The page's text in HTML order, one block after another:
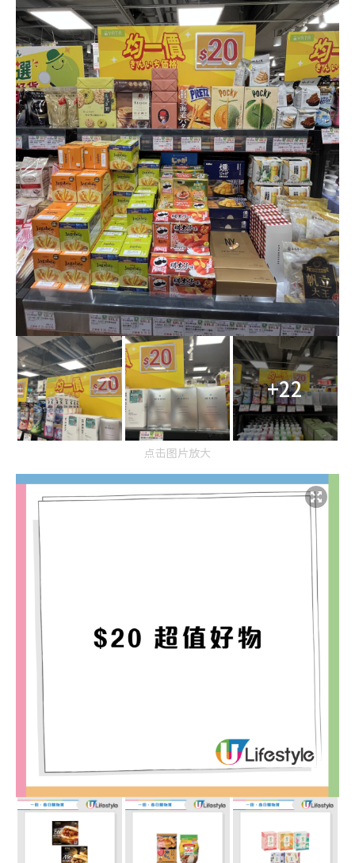
+22
点击图片放大